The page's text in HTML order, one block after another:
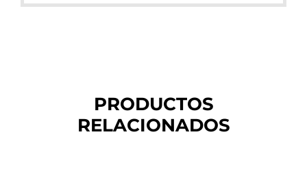
PRODUCTOS
RELACIONADOS